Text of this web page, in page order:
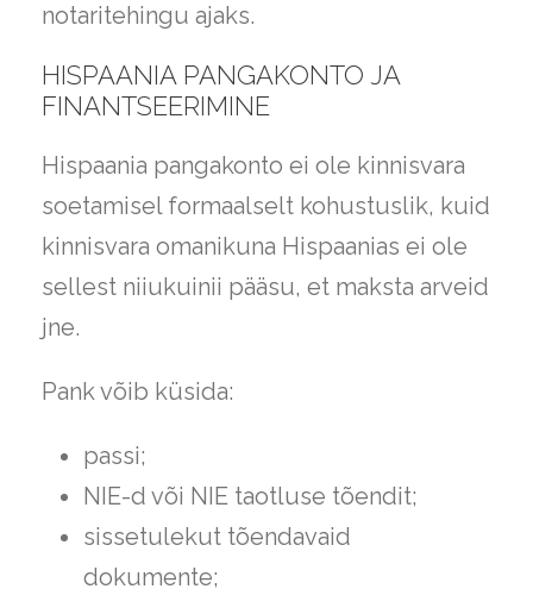
notaritehingu ajaks.
HISPAANIA PANGAKONTO JA
FINANTSEERIMINE
Hispaania pangakonto ei ole kinnisvara
soetamisel formaalselt kohustuslik, kuid
kinnisvara omanikuna Hispaanias ei ole
sellest niiukuinii pääsu, et maksta arveid
jne.
Pank võib küsida:
passi;
NIE-d või NIE taotluse tõendit;
sissetulekut tõendavaid
dokumente;